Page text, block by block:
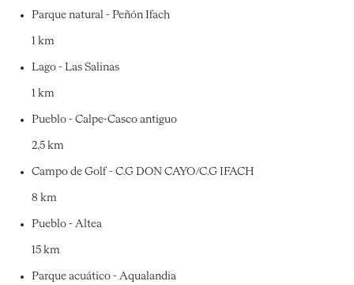
Parque natural - Peñón Ifach
1 km
Lago - Las Salinas
1 km
Pueblo - Calpe-Casco antiguo
2,5 km
Campo de Golf - C.G DON CAYO/C.G IFACH
8 km
Pueblo - Altea
15 km
Parque acuático - Aqualandia